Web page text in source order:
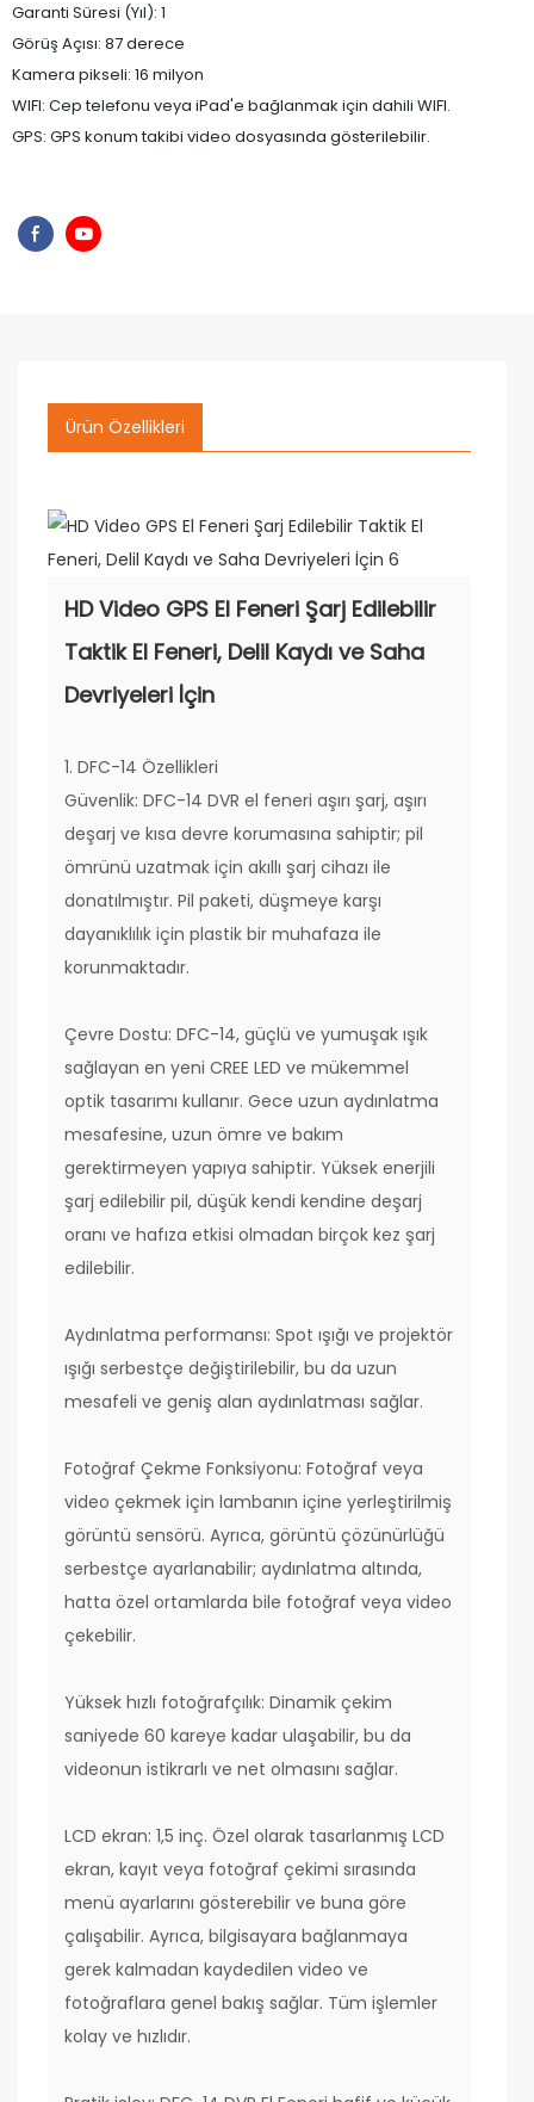
Garanti Süresi (Yıl): 1
Görüş Açısı: 87 derece
Kamera pikseli: 16 milyon
WIFI: Cep telefonu veya iPad'e bağlanmak için dahili WIFI.
GPS: GPS konum takibi video dosyasında gösterilebilir.
Ürün Özellikleri
HD Video GPS El Feneri Şarj Edilebilir
Taktik El Feneri, Delil Kaydı ve Saha
Devriyeleri İçin
1. DFC-14 Özellikleri
Güvenlik: DFC-14 DVR el feneri aşırı şarj, aşırı
deşarj ve kısa devre korumasına sahiptir; pil
ömrünü uzatmak için akıllı şarj cihazı ile
donatılmıştır. Pil paketi, düşmeye karşı
dayanıklılık için plastik bir muhafaza ile
korunmaktadır.
Çevre Dostu: DFC-14, güçlü ve yumuşak ışık
sağlayan en yeni CREE LED ve mükemmel
optik tasarımı kullanır. Gece uzun aydınlatma
mesafesine, uzun ömre ve bakım
gerektirmeyen yapıya sahiptir. Yüksek enerjili
şarj edilebilir pil, düşük kendi kendine deşarj
oranı ve hafıza etkisi olmadan birçok kez şarj
edilebilir.
Aydınlatma performansı: Spot ışığı ve projektör
ışığı serbestçe değiştirilebilir, bu da uzun
mesafeli ve geniş alan aydınlatması sağlar.
Fotoğraf Çekme Fonksiyonu: Fotoğraf veya
video çekmek için lambanın içine yerleştirilmiş
görüntü sensörü. Ayrıca, görüntü çözünürlüğü
serbestçe ayarlanabilir; aydınlatma altında,
hatta özel ortamlarda bile fotoğraf veya video
çekebilir.
Yüksek hızlı fotoğrafçılık: Dinamik çekim
saniyede 60 kareye kadar ulaşabilir, bu da
videonun istikrarlı ve net olmasını sağlar.
LCD ekran: 1,5 inç. Özel olarak tasarlanmış LCD
ekran, kayıt veya fotoğraf çekimi sırasında
menü ayarlarını gösterebilir ve buna göre
çalışabilir. Ayrıca, bilgisayara bağlanmaya
gerek kalmadan kaydedilen video ve
fotoğraflara genel bakış sağlar. Tüm işlemler
kolay ve hızlıdır.